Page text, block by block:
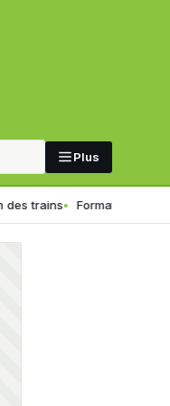
Plus
Formation professionnelle